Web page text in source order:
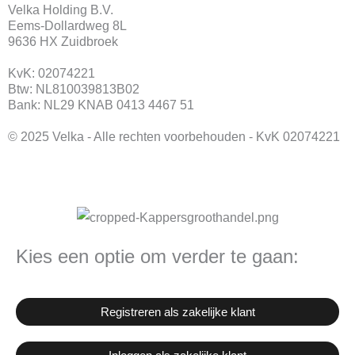
o
o
k
g
r
a
m
Velka Holding B.V.
Eems-Dollardweg 8L
9636 HX Zuidbroek
KvK: 02074221
Btw: NL810039813B02
Bank: NL29 KNAB 0413 4467 51
© 2025 Velka - Alle rechten voorbehouden - KvK 02074221
Kies een optie om verder te gaan:
Registreren als zakelijke klant